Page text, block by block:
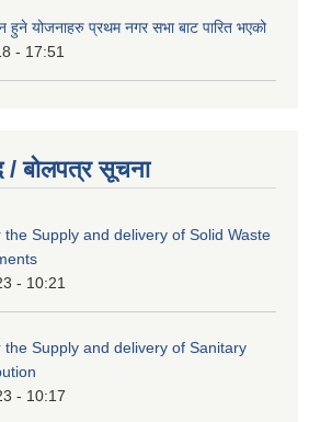
योजनाहरु प्रथम नगर सभा बाट पारित भएको
- 17:51
/ बोलपत्र सूचना
Supply and delivery of Solid Waste
- 10:21
Supply and delivery of Sanitary
- 10:17